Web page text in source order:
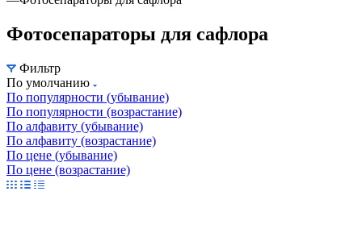
Фотосепараторы для сафлора
Фильтр
По умолчанию
По популярности (убывание)
По популярности (возрастание)
По алфавиту (убывание)
По алфавиту (возрастание)
По цене (убывание)
По цене (возрастание)